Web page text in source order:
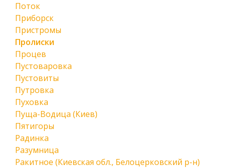
Поток
Приборск
Пристромы
Пролиски
Процев
Пустоваровка
Пустовиты
Путровка
Пуховка
Пуща-Водица (Киев)
Пятигоры
Радинка
Разумница
Ракитное (Киевская обл., Белоцерковский р-н)